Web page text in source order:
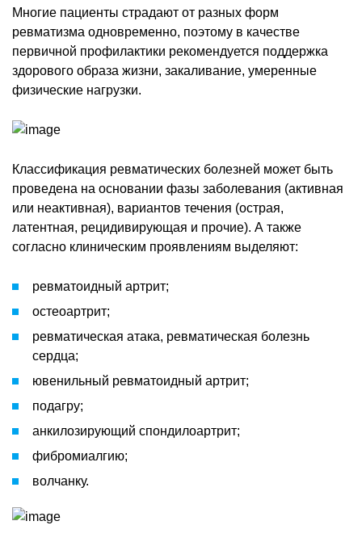
Многие пациенты страдают от разных форм
ревматизма одновременно, поэтому в качестве
первичной профилактики рекомендуется поддержка
здорового образа жизни, закаливание, умеренные
физические нагрузки.
Классификация ревматических болезней может быть
проведена на основании фазы заболевания (активная
или неактивная), вариантов течения (острая,
латентная, рецидивирующая и прочие). А также
согласно клиническим проявлениям выделяют:
ревматоидный артрит;
остеоартрит;
ревматическая атака, ревматическая болезнь
сердца;
ювенильный ревматоидный артрит;
подагру;
анкилозирующий спондилоартрит;
фибромиалгию;
волчанку.